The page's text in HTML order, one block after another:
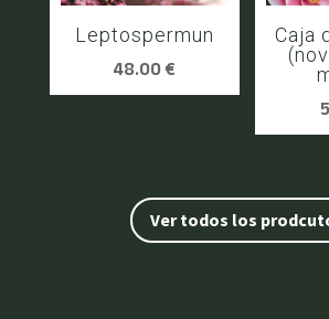
Leptospermun
48.00€
Caja
Ver todos los